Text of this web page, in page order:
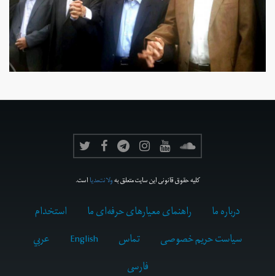
کلیه حقوق قانونی این سایت متعلق بهولانت‌مدیااست.
درباره ما راهنمای معیارهای حرفه‌ای ما
استخدام
سیاست حریم خصوصی
تماس English
عربي
فارسى